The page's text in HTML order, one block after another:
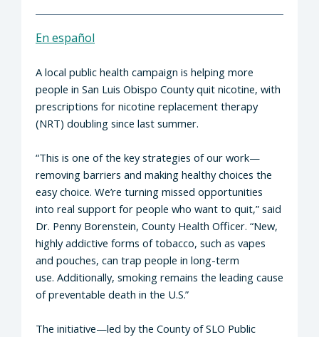
En español
A local public health campaign is helping more
people in San Luis Obispo County quit nicotine, with
prescriptions for nicotine replacement therapy
(NRT) doubling since last summer.
“This is one of the key strategies of our work—
removing barriers and making healthy choices the
easy choice. We’re turning missed opportunities
into real support for people who want to quit,” said
Dr. Penny Borenstein, County Health Officer. “New,
highly addictive forms of tobacco, such as vapes
and pouches, can trap people in long-term
use. Additionally, smoking remains the leading cause
of preventable death in the U.S.”
The initiative—led by the County of SLO Public